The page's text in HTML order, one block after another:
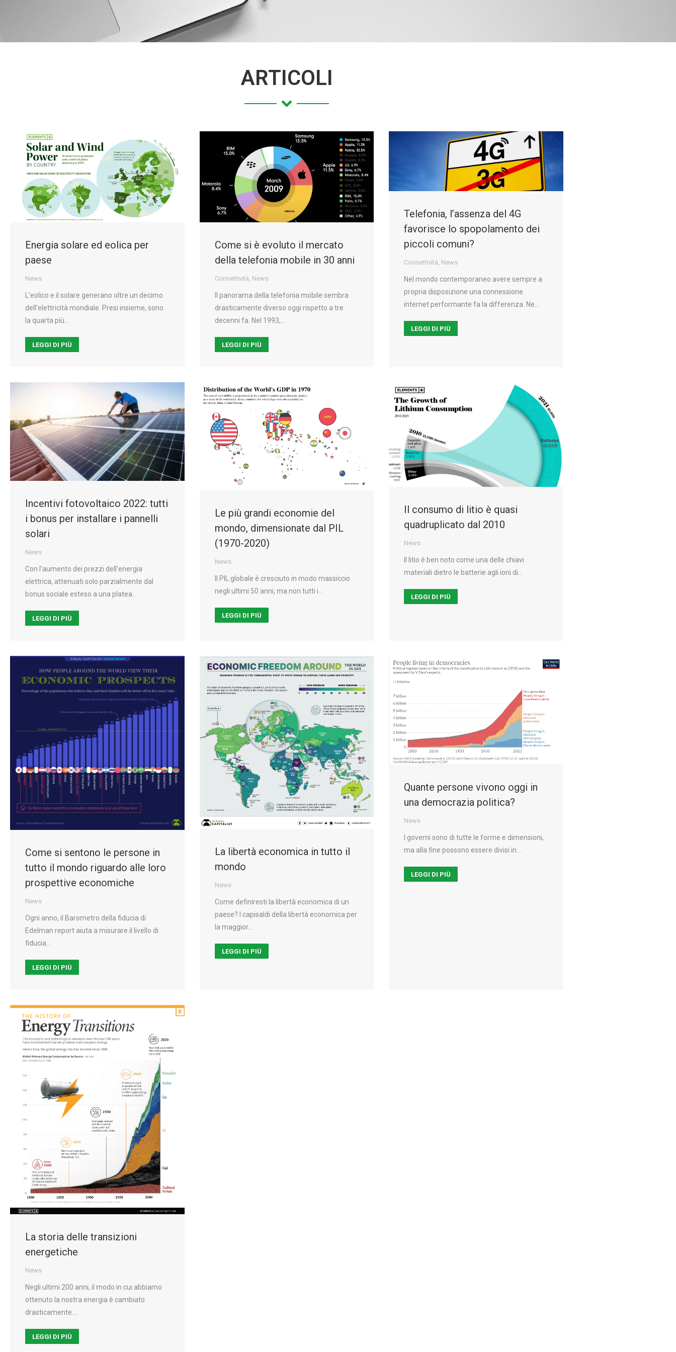
ARTICOLI
Energia solare ed eolica per
paese
News
L’eolico e il solare generano oltre un decimo
dell’elettricità mondiale. Presi insieme, sono
la quarta più…
LEGGI DI PIÙ
Come si è evoluto il mercato
della telefonia mobile in 30 anni
Connettività, News
Il panorama della telefonia mobile sembra
drasticamente diverso oggi rispetto a tre
decenni fa. Nel 1993,…
LEGGI DI PIÙ
Telefonia, l’assenza del 4G
favorisce lo spopolamento dei
piccoli comuni?
Connettività News
Nel mondo contemporaneo avere sempre a
propria disposizione una connessione
internet performante fa la differenza. Ne…
LEGGI DI PIÙ
Incentivi fotovoltaico 2022: tutti
i bonus per installare i pannelli
solari
News
Con l’aumento dei prezzi dell’energia
elettrica, attenuati solo parzialmente dal
bonus sociale esteso a una platea…
LEGGI DI PIÙ
Le più grandi economie del
mondo, dimensionate dal PIL
(1970-2020)
News
Il PIL globale è cresciuto in modo massiccio
negli ultimi 50 anni, ma non tutti i…
LEGGI DI PIÙ
Il consumo di litio è quasi
quadruplicato dal 2010
News
Il litio è ben noto come una delle chiavi
materiali dietro le batterie agli ioni di…
LEGGI DI PIÙ
Come si sentono le persone in
tutto il mondo riguardo alle loro
prospettive economiche
News
Ogni anno, il Barometro della fiducia di
Edelman report aiuta a misurare il livello di
fiducia…
LEGGI DI PIÙ
La libertà economica in tutto il
mondo
News
Come definiresti la libertà economica di un
paese? I capisaldi della libertà economica per
la maggior…
LEGGI DI PIÙ
Quante persone vivono oggi in
una democrazia politica?
News
I governi sono di tutte le forme e dimensioni,
ma alla fine possono essere divisi in…
LEGGI DI PIÙ
La storia delle transizioni
energetiche
News
Negli ultimi 200 anni, il modo in cui abbiamo
ottenuto la nostra energia è cambiato
drasticamente.…
LEGGI DI PIÙ